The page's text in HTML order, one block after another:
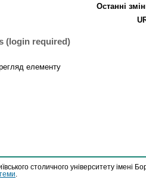
Останні
(login required)
елементу
столичного університету імені